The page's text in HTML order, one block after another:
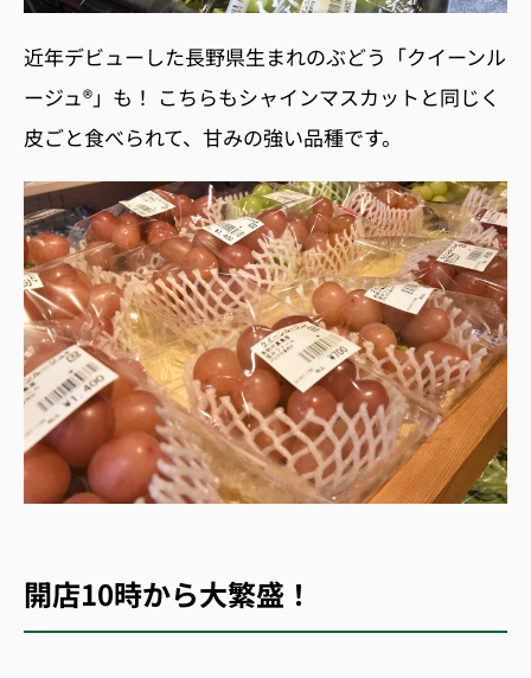
近年デビューした長野県生まれのぶどう「クイーンル
ージュ®」も！ こちらもシャインマスカットと同じく
皮ごと食べられて、甘みの強い品種です。
開店10時から大繁盛！